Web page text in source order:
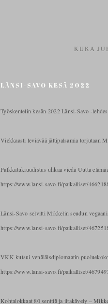
KUKA
LÄNSI-SAVO KESÄ 2022
Työskentelin kesän 2022 Länsi-Savo -
Viekkaasti leviävää jättipalsamia torjutaan
Palkkatukiuudistus uhkaa viedä Uutta
https://www.lansi-savo.fi/paikalliset/
Länsi-Savo selvitti Mikkelin seudun
https://www.lansi-savo.fi/paikalliset/
VKK kutsui venäläisdiplomaatin
https://www.lansi-savo.fi/paikalliset/
Kohtalokkaat 80 senttiä ja iltakävely –